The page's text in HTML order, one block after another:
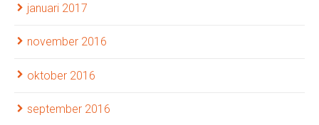
januari 2017
november 2016
oktober 2016
september 2016